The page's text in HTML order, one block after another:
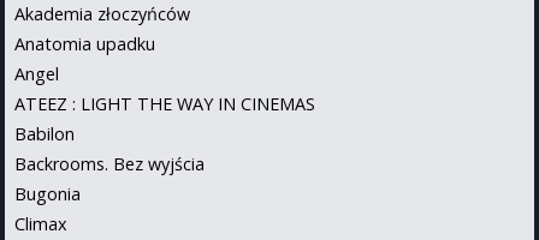
Akademia złoczyńców
Anatomia upadku
Angel
ATEEZ : LIGHT THE WAY IN CINEMAS
Babilon
Backrooms. Bez wyjścia
Bugonia
Climax